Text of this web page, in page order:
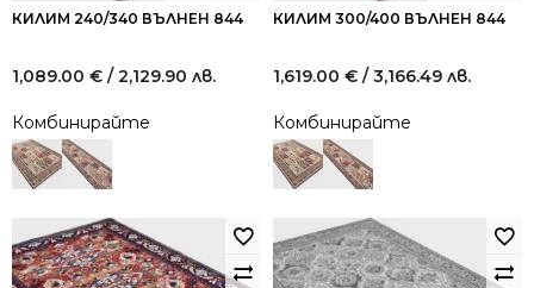
КИЛИМ 240/340 ВЪЛНЕН 844
1,089.00 € / 2,129.90 лв.
Комбинирайте
КИЛИМ 300/400 ВЪЛНЕН 844
1,619.00 € / 3,166.49 лв.
Комбинирайте